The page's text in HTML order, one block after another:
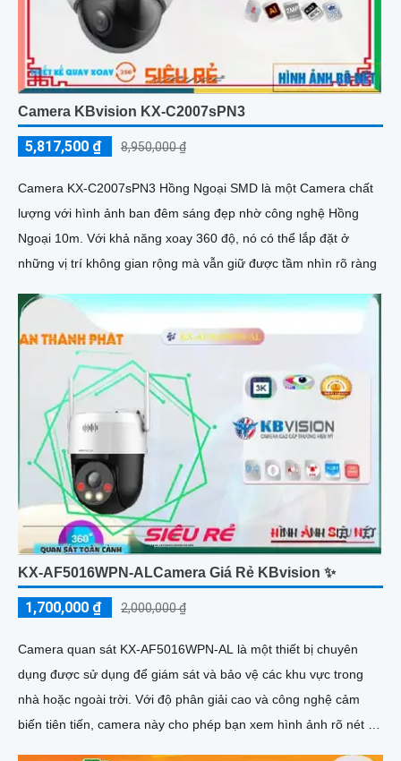
Camera KBvision KX-C2007sPN3
5,817,500 ₫ 8,950,000 ₫
Camera KX-C2007sPN3 Hồng Ngoại SMD là một Camera chất
lượng với hình ảnh ban đêm sáng đẹp nhờ công nghệ Hồng
Ngoại 10m. Với khả năng xoay 360 độ, nó có thể lắp đặt ở
những vị trí không gian rộng mà vẫn giữ được tầm nhìn rõ ràng
KX-AF5016WPN-ALCamera Giá Rẻ KBvision ✨
1,700,000 ₫ 2,000,000 ₫
Camera quan sát KX-AF5016WPN-AL là một thiết bị chuyên
dụng được sử dụng để giám sát và bảo vệ các khu vực trong
nhà hoặc ngoài trời. Với độ phân giải cao và công nghệ cảm
biến tiên tiến, camera này cho phép bạn xem hình ảnh rõ nét và